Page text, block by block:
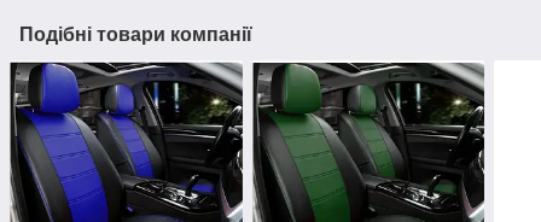
Подібні товари компанії